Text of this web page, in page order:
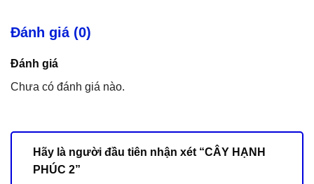
Đánh giá (0)
Đánh giá
Chưa có đánh giá nào.
Hãy là người đầu tiên nhận xét “CÂY HẠNH
PHÚC 2”